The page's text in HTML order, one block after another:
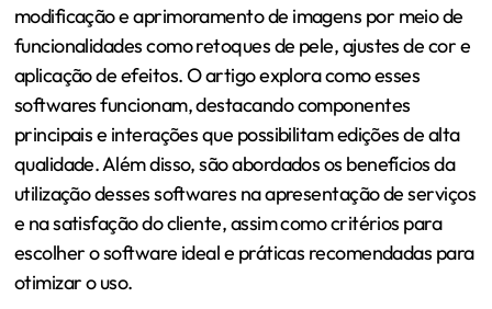
modificação e aprimoramento de imagens por meio de
funcionalidades como retoques de pele, ajustes de cor e
aplicação de efeitos. O artigo explora como esses
softwares funcionam, destacando componentes
principais e interações que possibilitam edições de alta
qualidade. Além disso, são abordados os benefícios da
utilização desses softwares na apresentação de serviços
e na satisfação do cliente, assim como critérios para
escolher o software ideal e práticas recomendadas para
otimizar o uso.